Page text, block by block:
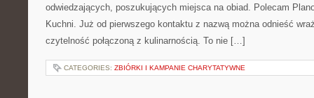
odwiedzających, poszukujących miejsca na obiad. Polecam
Kuchni. Już od pierwszego kontaktu z nazwą można odnieść
czytelność połączoną z kulinarnością. To nie […]
CATEGORIES: ZBIÓRKI I KAMPANIE CHARYTATYWNE